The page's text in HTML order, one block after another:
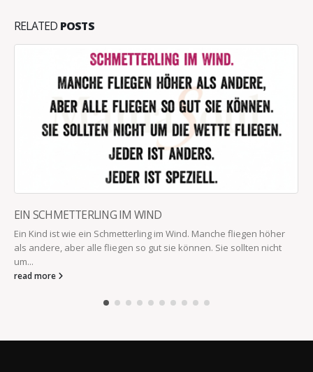
RELATED POSTS
EIN SCHMETTERLING IM WIND
Ein Kind ist wie ein Schmetterling im Wind. Manche fliegen höher
als andere, aber alle fliegen so gut sie können. Sie sollten nicht
um...
read more